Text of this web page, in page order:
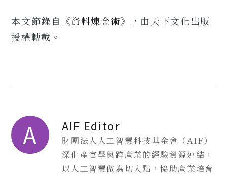
本文節錄自 《資料煉金術》
，由天下文化出版
授權轉載。
A AIF Editor
財團法人人工智慧科技基金會（AIF）
深化產官學與跨產業的經驗資源連結，
以人工智慧做為切入點，協助產業培育